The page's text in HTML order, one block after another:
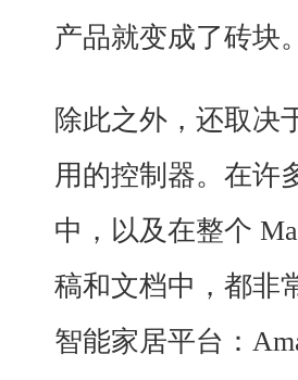
产品就变成了砖块。
除此之外，还取决
用的控制器。在许
中，以及在整个
稿和文档中，都非
智能家居平台：